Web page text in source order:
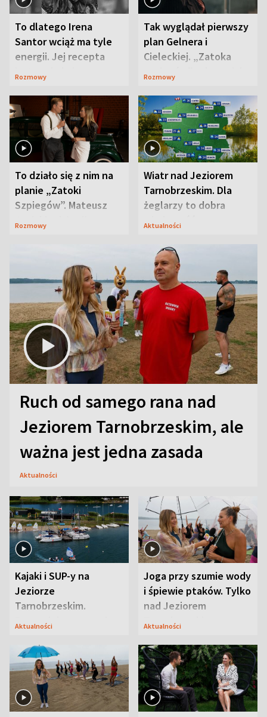
To dlatego Irena
Santor wciąż ma tyle
energii. Jej recepta
jest zaskakująco
Rozmowy
Tak wyglądał pierwszy
plan Gelnera i
Cieleckiej. „Zatoka
szpiegów” od razu ich
Rozmowy
To działo się z nim na
planie „Zatoki
Szpiegów”. Mateusz
Janicki odsłonił
Rozmowy
Wiatr nad Jeziorem
Tarnobrzeskim. Dla
żeglarzy to dobra
wiadomość
Aktualności
Ruch od samego rana nad
Jeziorem Tarnobrzeskim, ale
ważna jest jedna zasada
Aktualności
Kajaki i SUP-y na
Jeziorze
Tarnobrzeskim.
Przyrodnicy zwracają
Aktualności
Joga przy szumie wody
i śpiewie ptaków. Tylko
nad Jeziorem
Tarnobrzeskim
Aktualności